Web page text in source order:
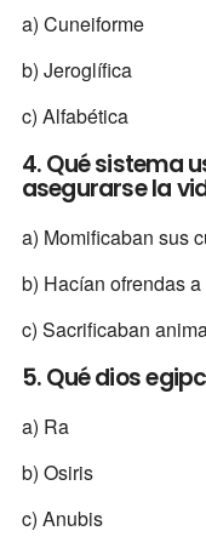
a) Cuneiforme
b) Jeroglífica
c) Alfabética
4. Qué sistema
asegurarse la
a) Momificaban sus
b) Hacían ofrendas
c) Sacrificaban
5. Qué dios
a) Ra
b) Osiris
c) Anubis